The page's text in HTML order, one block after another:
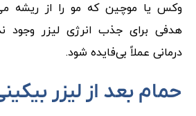
وکس یا موچین که مو را از ریشه
هدفی برای جذب انرژی لیزر وجود
درمانی عملاً بی‌فایده شود.
حمام بعد از لیزر